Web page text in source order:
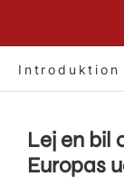
Introduktion
Lej en bil
Europas